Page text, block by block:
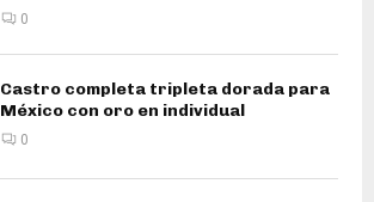
0
Castro completa tripleta dorada para
México con oro en individual
0